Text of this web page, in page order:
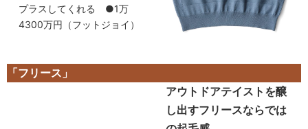
プラスしてくれる ●1万
4300万円（フットジョイ）
「フリース」
アウトドアテイストを醸
し出すフリースならでは